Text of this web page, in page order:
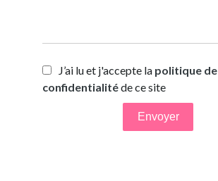
J’ai lu et j'accepte la politique de
confidentialitéde ce site
Envoyer